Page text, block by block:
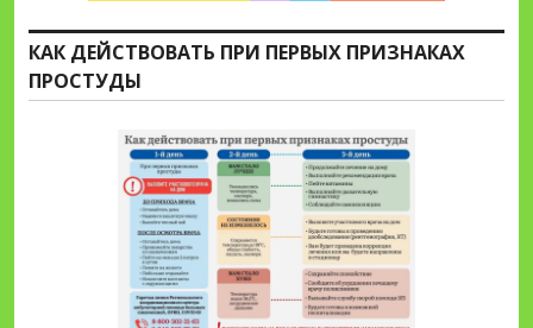
КАК ДЕЙСТВОВАТЬ ПРИ ПЕРВЫХ ПРИЗНАКАХ
ПРОСТУДЫ